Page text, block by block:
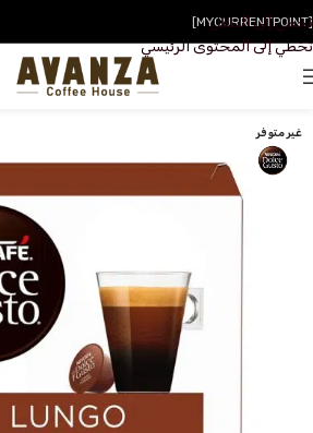
تخطي إلى التنقل
تخطي إلى المحتوى الرئيسي
[MYCURRENTPOINT]
غير متوفر